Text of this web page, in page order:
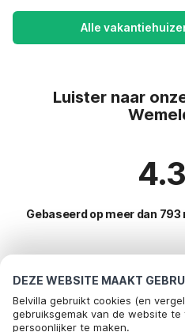
DEZE WEBSITE MAAKT
Belvilla gebruikt cookies (en
gebruiksgemak van de website
persoonlijker te maken.
Alle
Luister naar
Gebaseerd op meer dan
Meest populaire
vakantie